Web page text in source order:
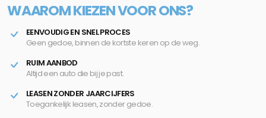
WAAROM KIEZEN VOOR ONS?
EENVOUDIG EN SNEL PROCES
Geen gedoe, binnen de kortste keren op de weg.
RUIM AANBOD
Altijd een auto die bij je past.
LEASEN ZONDER JAARCIJFERS
Toegankelijk leasen, zonder gedoe.